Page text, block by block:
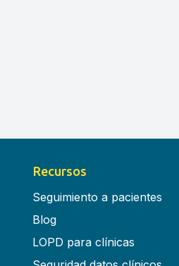
Recursos
Seguimiento a pacientes
Blog
LOPD para clínicas